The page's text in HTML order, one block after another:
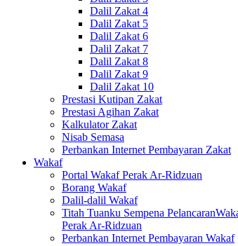
Dalil Zakat 4
Dalil Zakat 5
Dalil Zakat 6
Dalil Zakat 7
Dalil Zakat 8
Dalil Zakat 9
Dalil Zakat 10
Prestasi Kutipan Zakat
Prestasi Agihan Zakat
Kalkulator Zakat
Nisab Semasa
Perbankan Internet Pembayaran Zakat
Wakaf
Portal Wakaf Perak Ar-Ridzuan
Borang Wakaf
Dalil-dalil Wakaf
Titah Tuanku Sempena
Perak Ar-Ridzuan
Perbankan Internet Pembayaran Wakaf